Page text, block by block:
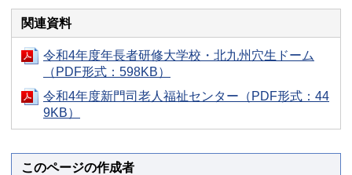
関連資料
令和4年度年長者研修大学校・北九州穴生ドーム
（PDF形式：598KB）
令和4年度新門司老人福祉センター（PDF形式：44
9KB）
このページの作成者